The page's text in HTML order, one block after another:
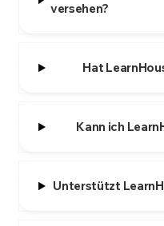
versehen?
Hat
Kann ich
Unterstützt